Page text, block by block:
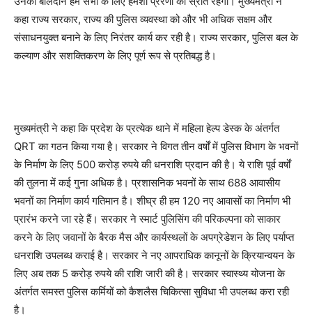
कहा राज्य सरकार, राज्य की पुलिस व्यवस्था को और भी अधिक सक्षम और
संसाधनयुक्त बनाने के लिए निरंतर कार्य कर रही है। राज्य सरकार, पुलिस बल के
कल्याण और सशक्तिकरण के लिए पूर्ण रूप से प्रतिबद्ध है।
मुख्यमंत्री ने कहा कि प्रदेश के प्रत्येक थाने में महिला हेल्प डेस्क के अंतर्गत
QRT का गठन किया गया है। सरकार ने विगत तीन वर्षों में पुलिस विभाग के भवनों
के निर्माण के लिए 500 करोड़ रुपये की धनराशि प्रदान की है। ये राशि पूर्व वर्षों
की तुलना में कई गुना अधिक है। प्रशासनिक भवनों के साथ 688 आवासीय
भवनों का निर्माण कार्य गतिमान है। शीघ्र ही हम 120 नए आवासों का निर्माण भी
प्रारंभ करने जा रहे हैं। सरकार ने स्मार्ट पुलिसिंग की परिकल्पना को साकार
करने के लिए जवानों के बैरक मैस और कार्यस्थलों के अपग्रेडेशन के लिए पर्याप्त
धनराशि उपलब्ध कराई है। सरकार ने नए आपराधिक कानूनों के क्रियान्वयन के
लिए अब तक 5 करोड़ रुपये की राशि जारी की है। सरकार स्वास्थ्य योजना के
अंतर्गत समस्त पुलिस कर्मियों को कैशलैस चिकित्सा सुविधा भी उपलब्ध करा रही
है।